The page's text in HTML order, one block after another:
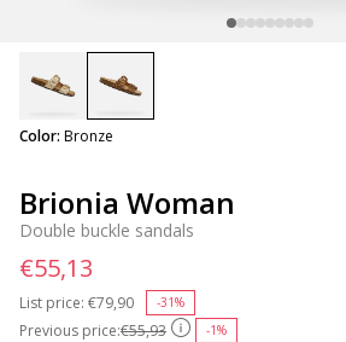
Brionia Woman
Double buckle sandals
Previous price:€55,93 -1%
List price: Price reduced from
€79,90 -31%
€55,13
Color: Bronze